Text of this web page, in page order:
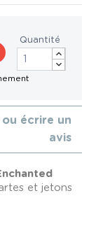
Quantité
ou écrire un
avis
et jetons